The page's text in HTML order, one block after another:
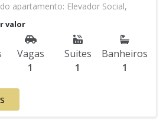
apartamento: Elevador Social,
Portão Automático,
Individual, Gás Encanado,
com Raia, Sauna, Salão de
Quadra, Espaço Kids, Garage Band,
Academia, Churrasqueira
aviso. Favor verificar entrando em
valor
Vagas
1
Suites
1
Banheiros
1